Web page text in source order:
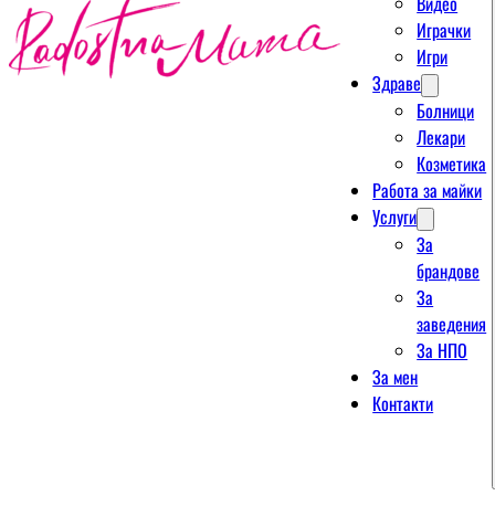
Играчки
Игри
Здраве
Болници
Лекари
Козметика
Работа за майки
Услуги
За
брандове
За
заведения
За НПО
За мен
Контакти